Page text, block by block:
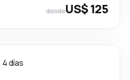
desdeUS$ 125
4 días